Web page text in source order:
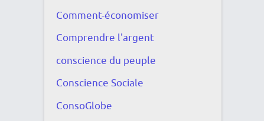
Comment-économiser
Comprendre l'argent
conscience du peuple
Conscience Sociale
ConsoGlobe